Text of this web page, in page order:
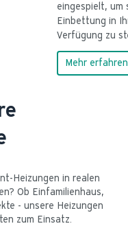
eingespielt, um
Einbettung in
Verfügung zu
Mehr erfahren
Heizungen in realen
Ob Einfamilienhaus,
- unsere Heizungen
zum Einsatz.